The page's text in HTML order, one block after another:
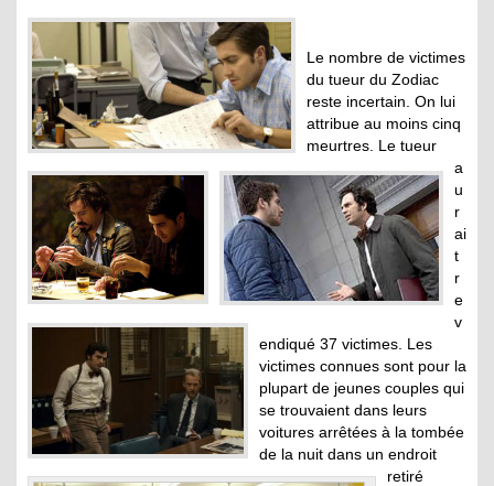
Le nombre de victimes
du tueur du Zodiac
reste incertain. On lui
attribue au moins cinq
meurtres. Le tueur
a
u
r
ai
t
r
e
v
endiqué 37 victimes. Les
victimes connues sont pour la
plupart de jeunes couples qui
se trouvaient dans leurs
voitures arrêtées à la tombée
de la nuit dans un endroit
retiré